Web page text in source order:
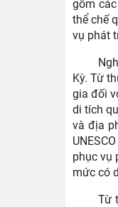
gồm
thể chế
vụ phát
Kỳ. Từ
gia đối
di tích
và địa
phục vụ
mức có
Từ